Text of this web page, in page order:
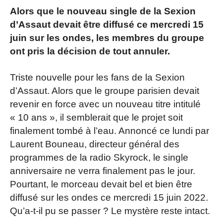
Alors que le nouveau single de la Sexion
d’Assaut devait être diffusé ce mercredi 15
juin sur les ondes, les membres du groupe
ont pris la décision de tout annuler.
Triste nouvelle pour les fans de la Sexion
d’Assaut. Alors que le groupe parisien devait
revenir en force avec un nouveau titre intitulé
« 10 ans », il semblerait que le projet soit
finalement tombé à l’eau. Annoncé ce lundi par
Laurent Bouneau, directeur général des
programmes de la radio Skyrock, le single
anniversaire ne verra finalement pas le jour.
Pourtant, le morceau devait bel et bien être
diffusé sur les ondes ce mercredi 15 juin 2022.
Qu’a-t-il pu se passer ? Le mystère reste intact.